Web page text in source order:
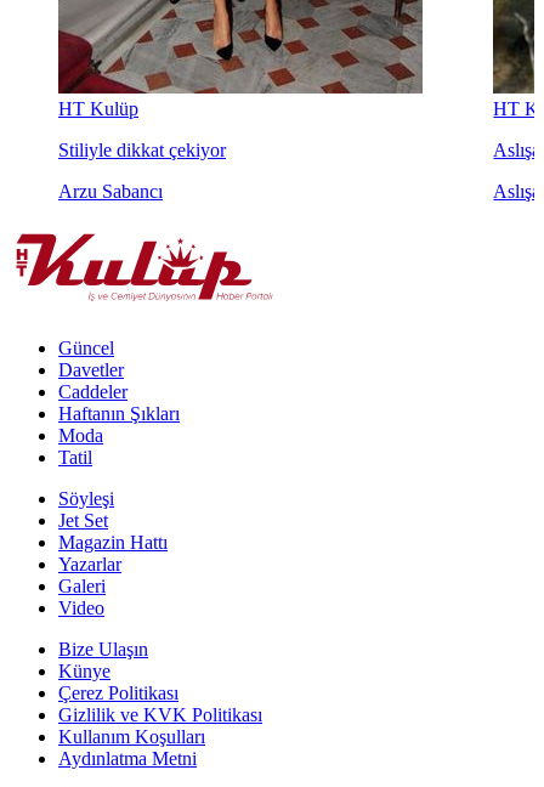
HT Kulüp
Stiliyle dikkat çekiyor
Arzu Sabancı
HT
Güncel
Davetler
Caddeler
Haftanın Şıkları
Moda
Tatil
Söyleşi
Jet Set
Magazin Hattı
Yazarlar
Galeri
Video
Bize Ulaşın
Künye
Çerez Politikası
Gizlilik ve KVK Politikası
Kullanım Koşulları
Aydınlatma Metni